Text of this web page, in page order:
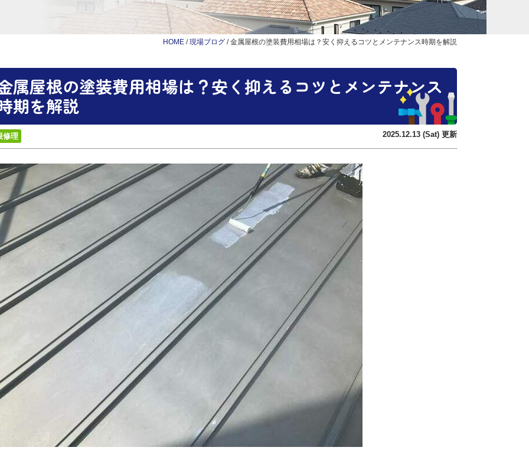
HOME /現場ブログ /金属屋根の塗装費用相場は？安く抑えるコツとメンテナンス時期を解説
属屋根の塗装費用相場は？安く抑えるコツとメンテナンス
期を解説
修理 2025.12.13 (Sat) 更新